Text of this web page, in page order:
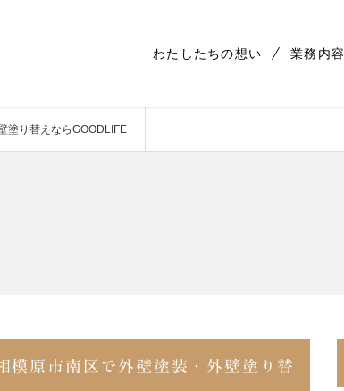
わたしたちの想い 業務内容
塗り替えならGOODLIFE
原市南区で外壁塗装・外壁塗り替